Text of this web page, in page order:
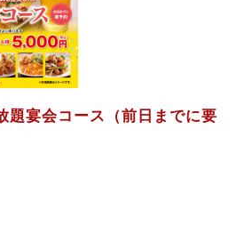
題宴会コース（前日までに要